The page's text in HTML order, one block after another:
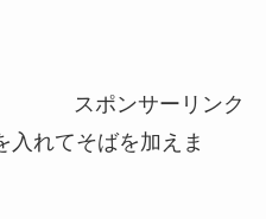
スポンサーリンク
れてそばを加えま